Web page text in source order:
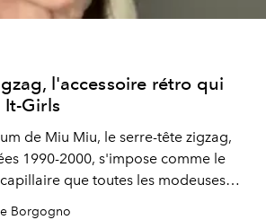
l'accessoire rétro qui
Girls
de Miu Miu, le serre-tête zigzag,
1990-2000, s'impose comme le
que toutes les modeuses
Borgogno